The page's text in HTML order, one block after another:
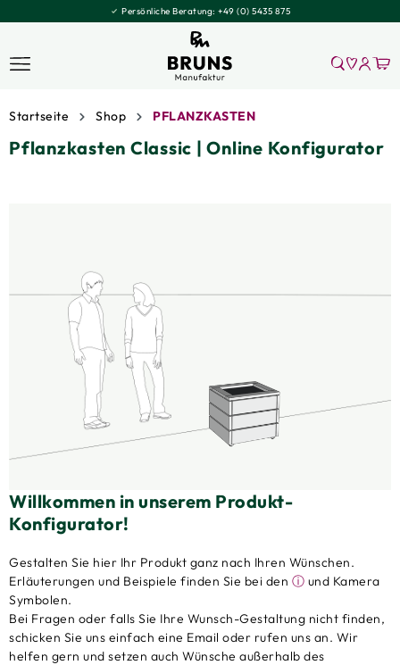
Persönliche Beratung: +49 (0) 5435 875
Startseite Shop PFLANZKASTEN
Pflanzkasten Classic | Online Konfigurator
Willkommen in unserem Produkt-
Konfigurator!
Gestalten Sie hier Ihr Produkt ganz nach Ihren Wünschen.
Erläuterungen und Beispiele finden Sie bei den ⓘ und Kamera
Symbolen.
Bei Fragen oder falls Sie Ihre Wunsch-Gestaltung nicht finden,
schicken Sie uns einfach eine Email oder rufen uns an. Wir
helfen gern und setzen auch Wünsche außerhalb des